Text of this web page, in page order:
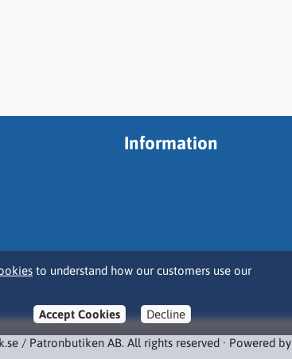
to understand how our customers use our
Accept Cookies Decline
Information
/ Patronbutiken AB. All rights reserved · Powered by